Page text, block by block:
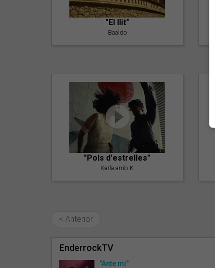
"El llit"
Baaldo
"Pols d'estrelles"
Karla amb K
< Anterior
EnderrockTV
"Ante mi"